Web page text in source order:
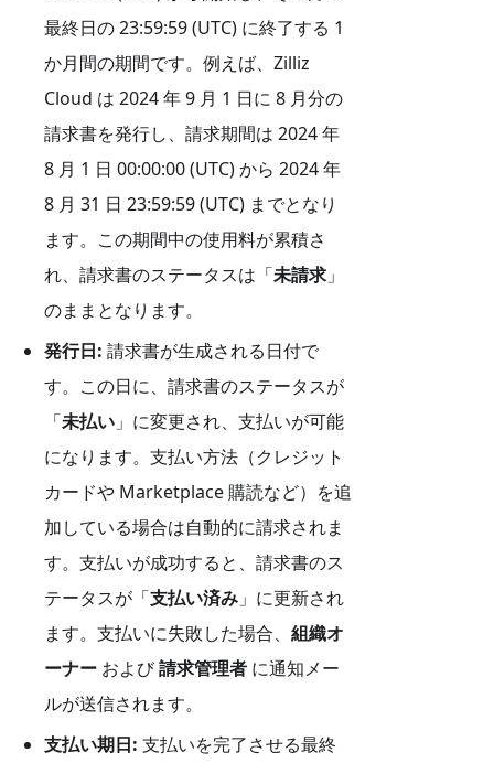
最終日の 23:59:59 (UTC) に終了する 1
か月間の期間です。例えば、Zilliz
Cloud は 2024 年 9 月 1 日に 8 月分の
請求書を発行し、請求期間は 2024 年
8 月 1 日 00:00:00 (UTC) から 2024 年
8 月 31 日 23:59:59 (UTC) までとなり
ます。この期間中の使用料が累積さ
れ、請求書のステータスは「未請求 」
のままとなります。
発行日: 請求書が生成される日付で
す。この日に、請求書のステータスが
「未払い 」に変更され、支払いが可能
になります。支払い方法（クレジット
カードや Marketplace 購読など）を追
加している場合は自動的に請求されま
す。支払いが成功すると、請求書のス
テータスが「支払い済み 」に更新され
ます。支払いに失敗した場合、 組織オ
ーナー および請求管理者 に通知メー
ルが送信されます。
支払い期日: 支払いを完了させる最終